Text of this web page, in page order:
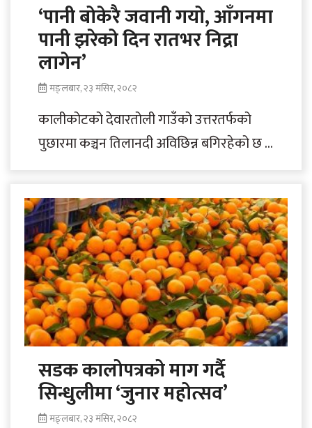
‘पानी बोकेरै जवानी गयो, आँगनमा
पानी झरेको दिन रातभर निद्रा
लागेन’
मङ्लबार, २३ मंसिर, २०८२
कालीकोटको देवारतोली गाउँको उत्तरतर्फको
पुछारमा कञ्चन तिलानदी अविछिन्न बगिरहेको छ ।
सडक कालोपत्रको माग गर्दै
सिन्धुलीमा ‘जुनार महोत्सव’
मङ्लबार, २३ मंसिर, २०८२